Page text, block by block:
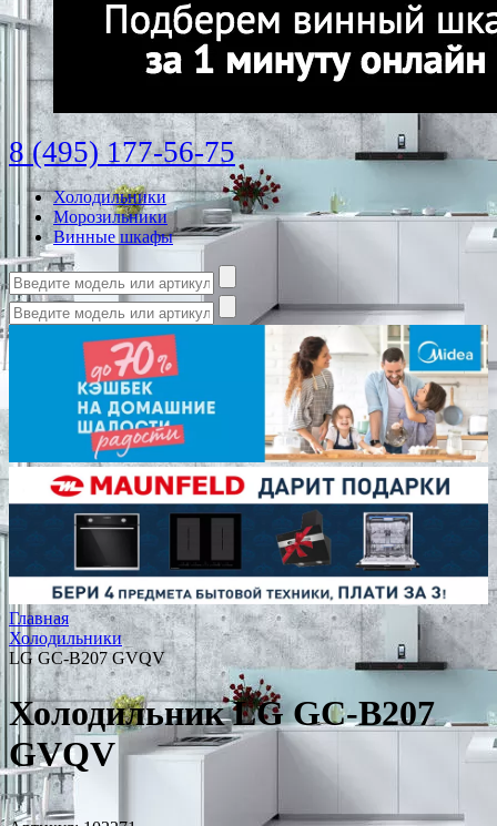
8 (495) 177-56-75
Холодильники
Морозильники
Винные шкафы
Главная
Холодильники
LG GC-B207 GVQV
Холодильник LG GC-B207
GVQV